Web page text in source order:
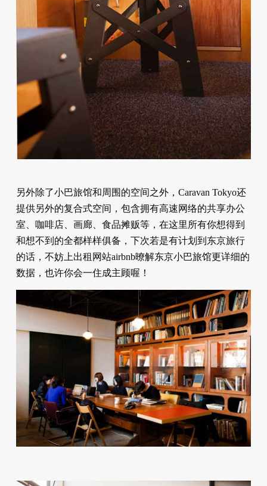
另外除了小巴旅馆和周围的空间之外，Caravan Tokyo还
提供另外的复合式空间，包含拥有高速网络的共享办公
室、咖啡店、画廊、食品摊贩等，在这里所有你想得到
和想不到的全都样样俱备，下次若是有计划到东京旅行
的话，不妨上出租网站airbnb暸解东京小巴旅馆更详细的
数据，也许你会一住成主顾喔！